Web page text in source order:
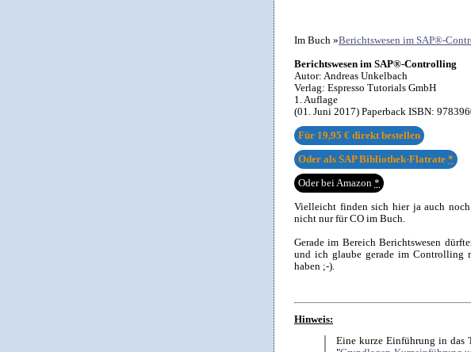
Im Buch »Berichtswesen im SAP®-
Berichtswesen im SAP®-Controlling
Autor: Andreas Unkelbach
Verlag: Espresso Tutorials GmbH
1. Auflage
(01. Juni 2017) Paperback ISBN:
Für 19,95 € direkt bestellen
Oder als SAP Bibliothek-Flatrate *
Oder bei Amazon *
Vielleicht finden sich hier ja auch noch
nicht nur für CO im Buch.
Gerade im Bereich Berichtswesen
und ich glaube gerade im Controlling
haben ;-).
Hinweis:
Eine kurze Einführung in das